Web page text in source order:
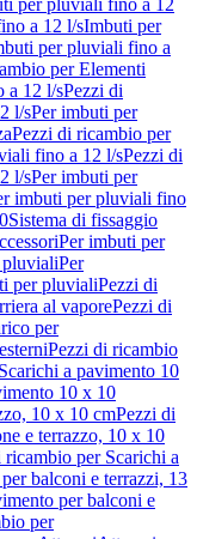
per pluviali fino a 12
a 12 l/sImbuti per
per pluviali fino a
per Elementi
a 12 l/sPezzi di
l/sPer imbuti per
Pezzi di ricambio per
fino a 12 l/sPezzi di
l/sPer imbuti per
imbuti per pluviali fino
Sistema di fissaggio
Per imbuti per
pluvialiPer
per pluvialiPezzi di
al vaporePezzi di
per
Pezzi di ricambio
Scarichi a pavimento 10
10 x 10
10 x 10 cmPezzi di
e terrazzo, 10 x 10
ricambio per Scarichi a
balconi e terrazzi, 13
per balconi e
per